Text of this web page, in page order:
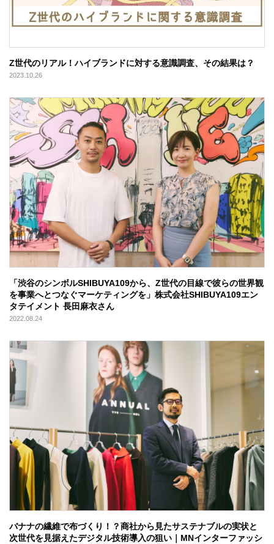
Z世代のリアル！ハイブランドに対する意識調査、その結果は？
2023.10.26
「渋谷のシンボルSHIBUYA109から、Z世代の目線で彼らの世界観
を事業へとつなぐマーケティングを」株式会社SHIBUYA109エン
タテイメント 長田麻衣さん
2022.08.24
バナナの繊維で布づくり！？商社から見たサステナブルの実状と
次世代を見据えたデジタル技術導入の狙い｜MNインターファッシ